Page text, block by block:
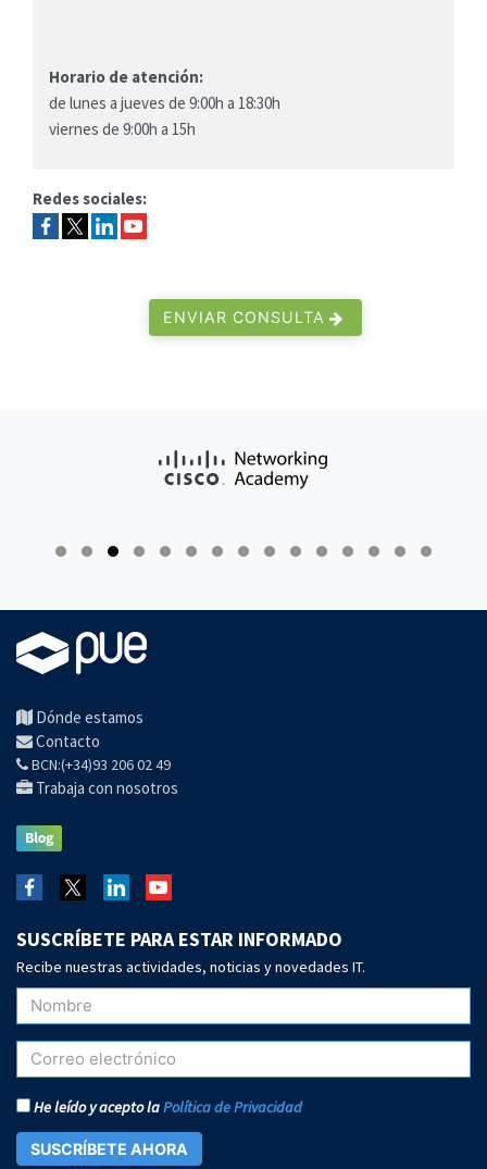
Horario de atención:
de lunes a jueves de 9:00h a 18:30h
viernes de 9:00h a 15h
Redes sociales:
ENVIAR CONSULTA
Dónde estamos
Contacto
BCN:(+34)93 206 02 49
Trabaja con nosotros
SUSCRÍBETE PARA ESTAR INFORMADO
Recibe nuestras actividades, noticias y novedades IT.
He leído y acepto laPolítica de Privacidad
SUSCRÍBETE AHORA